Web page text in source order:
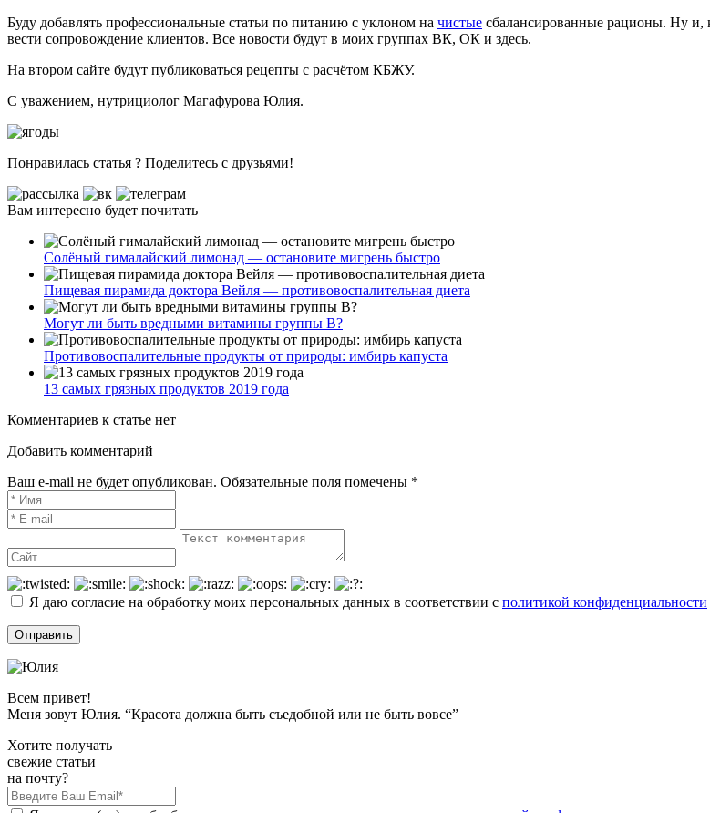
Буду добавлять профессиональные статьи по питанию с уклоном на чистые сбалансированные рационы. Ну и,
вести сопровождение клиентов. Все новости будут в моих группах ВК, ОК и здесь.
На втором сайте будут публиковаться рецепты с расчётом КБЖУ.
С уважением, нутрициолог Магафурова Юлия.
Понравилась статья ? Поделитесь с друзьями!
Вам интересно будет почитать
Солёный гималайский лимонад — остановите мигрень быстро
Пищевая пирамида доктора Вейля — противовоспалительная диета
Могут ли быть вредными витамины группы B?
Противовоспалительные продукты от природы: имбирь капуста
13 самых грязных продуктов 2019 года
Комментариев к статье нет
Добавить комментарий
Ваш e-mail не будет опубликован. Обязательные поля помечены *
Я даю согласие на обработку моих персональных данных в соответствии с политикой конфиденциальности
Всем привет!
Меня зовут Юлия. “Красота должна быть съедобной или не быть вовсе”
Хотите получать
свежие статьи
на почту?